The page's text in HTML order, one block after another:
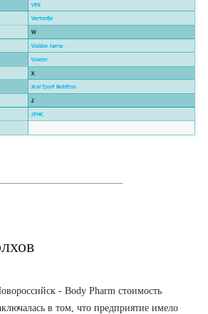
- Body Pharm стоимость
в том, что предприятие имело